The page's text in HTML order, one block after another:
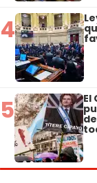
4
5 El